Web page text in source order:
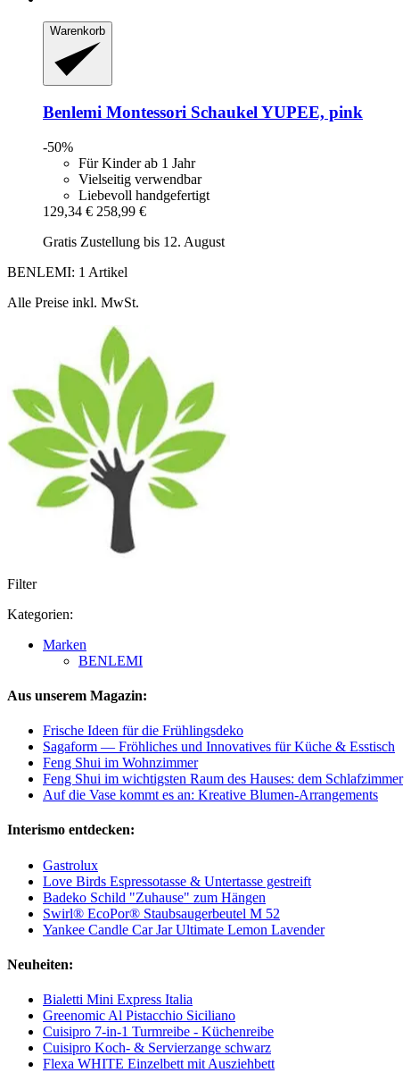
Warenkorb
Benlemi Montessori Schaukel YUPEE, pink
-50%
Für Kinder ab 1 Jahr
Vielseitig verwendbar
Liebevoll handgefertigt
129,34 € 258,99 €
Gratis Zustellung bis 12. August
BENLEMI: 1 Artikel
Alle Preise inkl. MwSt.
Filter
Kategorien:
Marken
BENLEMI
Aus unserem Magazin:
Frische Ideen für die Frühlingsdeko
Sagaform — Fröhliches und Innovatives für Küche & Esstisch
Feng Shui im Wohnzimmer
Feng Shui im wichtigsten Raum des Hauses: dem Schlafzimmer
Auf die Vase kommt es an: Kreative Blumen-Arrangements
Interismo entdecken:
Gastrolux
Love Birds Espressotasse & Untertasse gestreift
Badeko Schild "Zuhause" zum Hängen
Swirl® EcoPor® Staubsaugerbeutel M 52
Yankee Candle Car Jar Ultimate Lemon Lavender
Neuheiten:
Bialetti Mini Express Italia
Greenomic Al Pistacchio Siciliano
Cuisipro 7-in-1 Turmreibe - Küchenreibe
Cuisipro Koch- & Servierzange schwarz
Flexa WHITE Einzelbett mit Ausziehbett